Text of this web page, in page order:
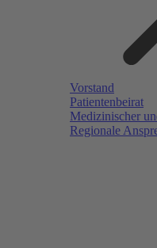
Vorstand
Patientenbeirat
Medizinischer
Regionale